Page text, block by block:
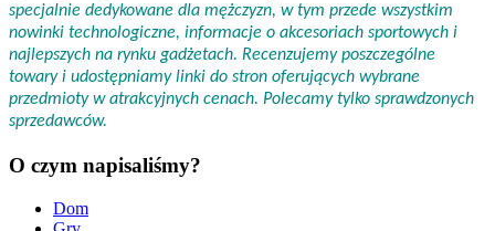
specjalnie dedykowane dla mężczyzn, w tym przede wszystkim
nowinki technologiczne, informacje o akcesoriach sportowych i
najlepszych na rynku gadżetach. Recenzujemy poszczególne
towary i udostępniamy linki do stron oferujących wybrane
przedmioty w atrakcyjnych cenach. Polecamy tylko sprawdzonych
sprzedawców.
O czym napisaliśmy?
Dom